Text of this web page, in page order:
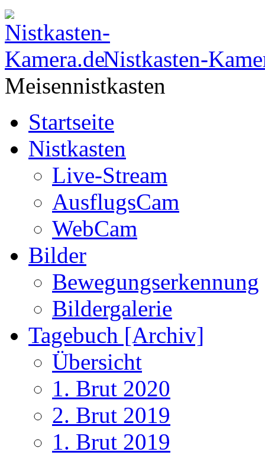
Nistkasten-
Meisennistkasten
Startseite
Nistkasten
Live-Stream
AusflugsCam
WebCam
Bilder
Bewegungserkennung
Bildergalerie
Tagebuch [Archiv]
Übersicht
1. Brut 2020
2. Brut 2019
1. Brut 2019